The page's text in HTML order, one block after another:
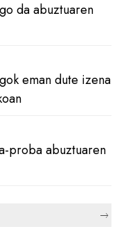
da abuztuaren
eman dute izena
proba abuztuaren